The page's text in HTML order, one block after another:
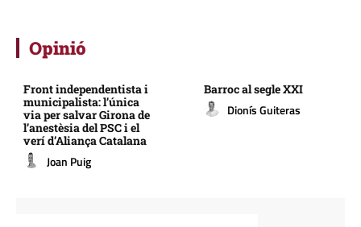
Opinió
Front independentista i
municipalista: l’única
via per salvar Girona de
l’anestèsia del PSC i el
verí d’Aliança Catalana
Joan Puig
Barroc al segle XXI
Dionís Guiteras